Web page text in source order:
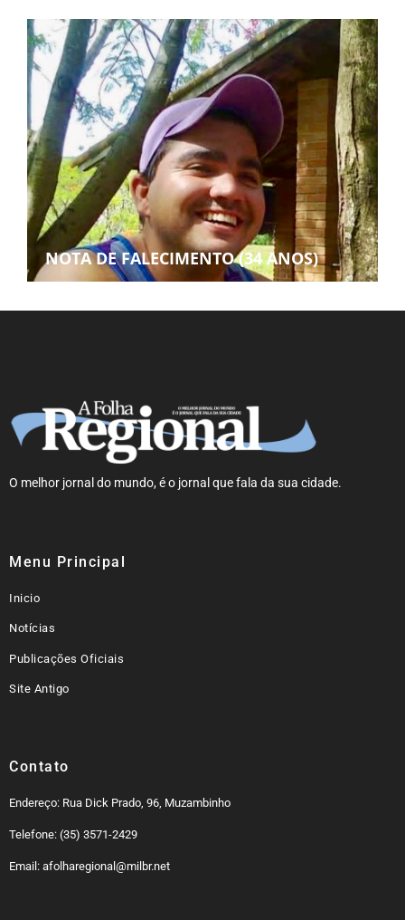
NOTA DE FALECIMENTO (34 ANOS)
O melhor jornal do mundo, é o jornal que fala da sua cidade.
Menu Principal
Inicio
Notícias
Publicações Oficiais
Site Antigo
Contato
Endereço: Rua Dick Prado, 96, Muzambinho
Telefone: (35) 3571-2429
Email: afolharegional@milbr.net